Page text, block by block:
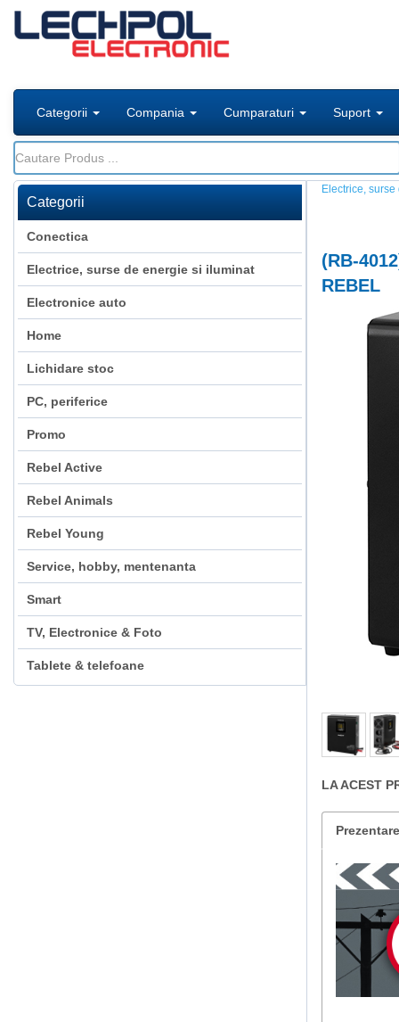
Categorii Compania Cumparaturi Suport
Categorii
Conectica
Electrice, surse de energie si iluminat
Electronice auto
Home
Lichidare stoc
PC, periferice
Promo
Rebel Active
Rebel Animals
Rebel Young
Service, hobby, mentenanta
Smart
TV, Electronice & Foto
Tablete & telefoane
Electrice,
(RB-4012
REBEL
LA ACEST
Prezentare